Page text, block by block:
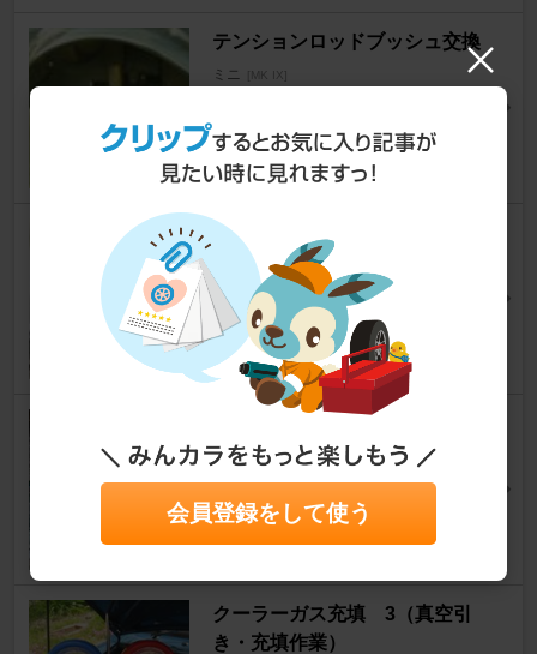
テンションロッドブッシュ交換
ミニ [MK IX]
ミニの定番 ステディーゴムブ
ッシュ交換
ミニ [MK IX]
H@mikkunさん
5
2
け
ミニ [MK IX]
rikutimsさん
クーラーガス充填 3（真空引
き・充填作業）
会員登録をして使う